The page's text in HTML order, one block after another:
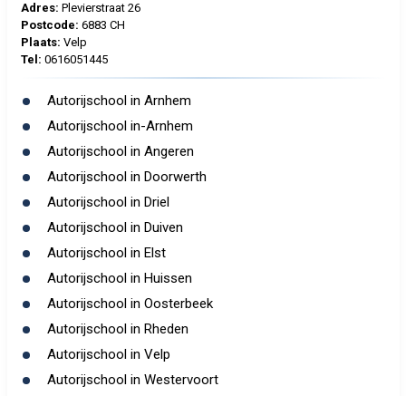
Adres: Plevierstraat 26
Postcode: 6883 CH
Plaats: Velp
Tel: 0616051445
Autorijschool in Arnhem
Autorijschool in-Arnhem
Autorijschool in Angeren
Autorijschool in Doorwerth
Autorijschool in Driel
Autorijschool in Duiven
Autorijschool in Elst
Autorijschool in Huissen
Autorijschool in Oosterbeek
Autorijschool in Rheden
Autorijschool in Velp
Autorijschool in Westervoort